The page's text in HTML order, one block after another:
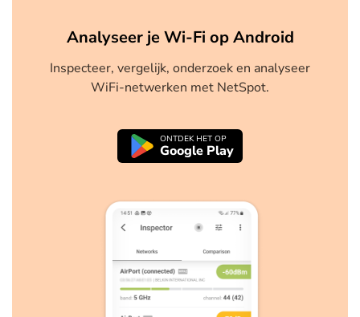
Analyseer je Wi-Fi op Android
Inspecteer, vergelijk, onderzoek en analyseer
WiFi-netwerken met NetSpot.
ONTDEK HET OP
Google Play